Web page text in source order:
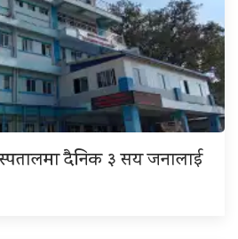
दैनिक ३ सय जनालाई